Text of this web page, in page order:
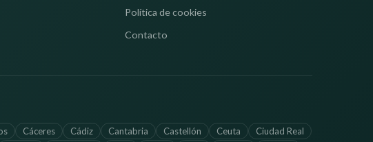
Política de cookies
Contacto
Cáceres Cádiz Cantabria Castellón Ceuta
Ciudad Real